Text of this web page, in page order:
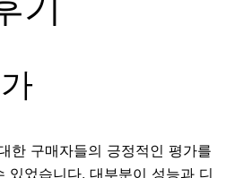
한 구매자들의 긍정적인 평가를
있었습니다. 대부분이 성능과 디